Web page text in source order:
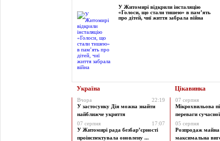
У Житомирі відкрили інсталяцію
«Голоси, що стали тишею» в пам’ять
про дітей, чиї життя забрала війна
Україна Цікавинка
Вчора
22:19
У застосунку Дія можна знайти
найближче укриття
07 серпня
17:07
У Житомирі рада безбар’єрності
проінспектувала оновлену ...
07 серпня
Мікрохвильова
переваги
05 серпня
Розпродаж майна
максимальна